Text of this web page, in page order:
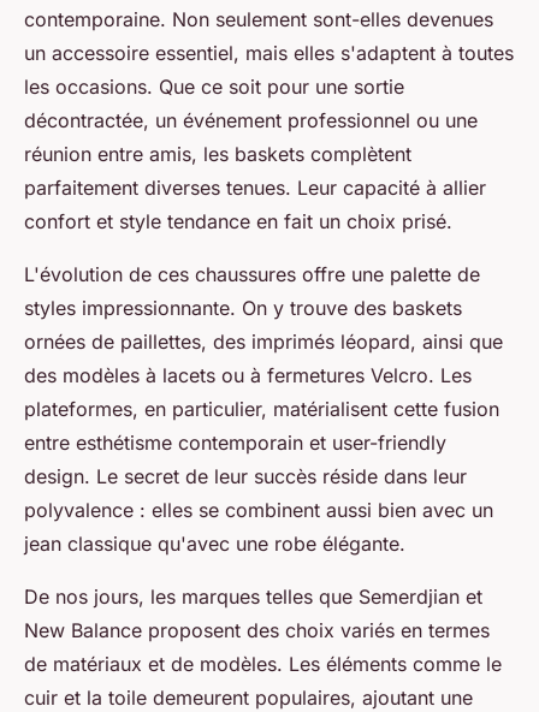
contemporaine. Non seulement sont-elles devenues
un accessoire essentiel, mais elles s'adaptent à toutes
les occasions. Que ce soit pour une sortie
décontractée, un événement professionnel ou une
réunion entre amis, les baskets complètent
parfaitement diverses tenues. Leur capacité à allier
confort et style tendance en fait un choix prisé.
L'évolution de ces chaussures offre une palette de
styles impressionnante. On y trouve des baskets
ornées de paillettes, des imprimés léopard, ainsi que
des modèles à lacets ou à fermetures Velcro. Les
plateformes, en particulier, matérialisent cette fusion
entre esthétisme contemporain et user-friendly
design. Le secret de leur succès réside dans leur
polyvalence : elles se combinent aussi bien avec un
jean classique qu'avec une robe élégante.
De nos jours, les marques telles que Semerdjian et
New Balance proposent des choix variés en termes
de matériaux et de modèles. Les éléments comme le
cuir et la toile demeurent populaires, ajoutant une